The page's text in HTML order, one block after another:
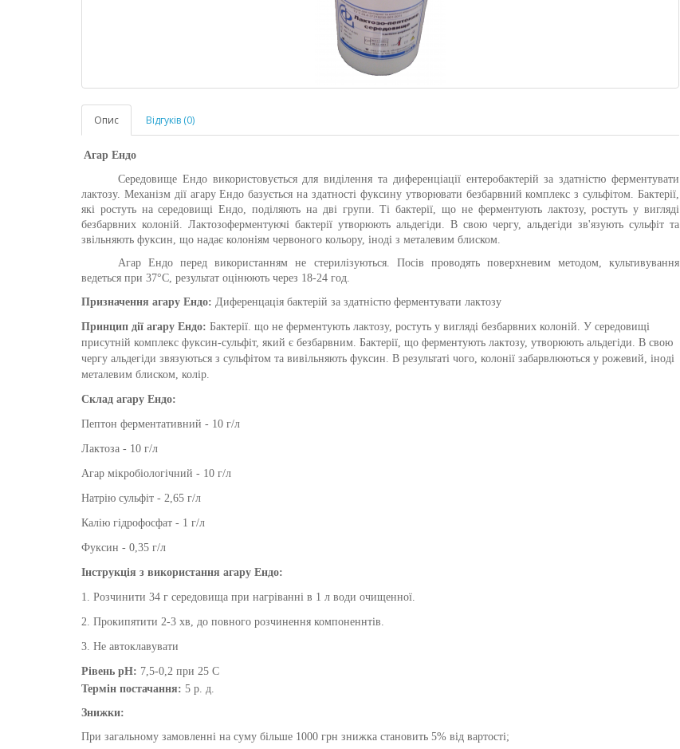
Опис Відгуків (0)
Агар Ендо
Середовище Ендо використовується для виділення та диференціації ентеробактерій за здатністю ферментувати
лактозу. Механізм дії агаруЕндо базується на здатності фуксину утворювати безбарвний комплекс з сульфітом. Бактерії,
які ростуть на середовищіЕндо , поділяють на дві групи. Ті бактерії, що не ферментують лактозу, ростуть у вигляді
безбарвних колоній. Лактозоферментуючі бактерії утворюють альдегіди. В свою чергу, альдегіди зв'язують сульфіт та
звільняють фуксин, що надає колоніям червоного кольору, іноді з металевим блиском.
Агар Ендо перед використанням не стерилізуються. Посів проводять поверхневим методом, культивування
ведеться при 37°С, результат оцінюють через 18-24 год.
Призначення агару Ендо: Диференцація бактерій за здатністю ферментувати лактозу
Принцип дії агару Ендо: Бактерії. що не ферментують лактозу, ростуть у вигляді безбарвних колоній. У середовищі
присутній комплекс фуксин-сульфіт, який є безбарвним. Бактерії, що ферментують лактозу, утворюють альдегіди. В свою
чергу альдегіди звязуються з сульфітом та вивільняють фуксин. В результаті чого, колонії забарвлюються у рожевий, іноді
металевим блиском, колір.
Склад агару Ендо:
Пептон ферментативний - 10 г/л
Лактоза - 10 г/л
Агар мікробіологічний - 10 г/л
Натрію сульфіт - 2,65 г/л
Калію гідрофосфат - 1 г/л
Фуксин - 0,35 г/л
Інструкція з використання агару Ендо:
1. Розчинити 34 г середовища при нагріванні в 1 л води очищенної.
2. Прокипятити 2-3 хв, до повного розчинення компоненнтів.
3. Не автоклавувати
Рівень pH: 7,5-0,2 при 25 С
Термін постачання: 5 р. д.
Знижки:
При загальному замовленні на суму більше 1000 грн знижка становить 5% від вартості;